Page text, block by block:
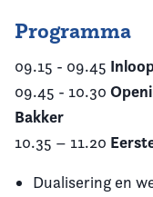
Programma
09.15 - 09.45
09.45 - 10.30
Bakker
10.35 – 11.20
Dualisering en